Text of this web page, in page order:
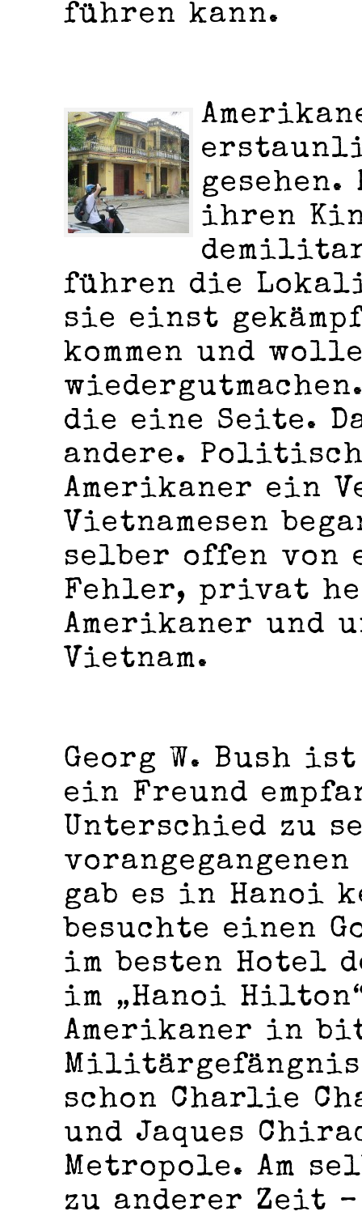
führen kann.
ihren
führen die
sie einst
kommen und
die eine Seite.
andere.
Amerikaner ein
Vietnamesen
selber offen von
Fehler, privat
Amerikaner und
Vietnam.
Georg W. Bush
ein Freund
Unterschied zu
gab es in Hanoi
besuchte einen
im besten Hotel
im „Hanoi
Amerikaner in
schon Charlie
und Jaques
Metropole. Am
zu anderer Zeit